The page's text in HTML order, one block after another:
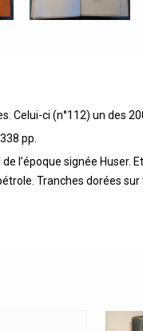
Celui-ci (n°112) un des
pp.
l’époque signée Huser.
Tranches dorées